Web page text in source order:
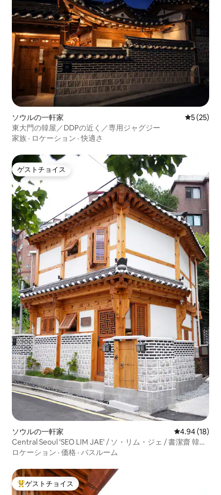
ソウルの一軒家 レビュー
5 (25)
東大門の韓屋／DDPの近く／専用ジャグジー
家族 · ロケーション ·快適さ
ゲストチョイス
ゲストチョイス
ソウルの一軒家 レビュー18
4.94 (18)
Central Seoul 'SEO LIM JAE' / ソ・リム・ジェ / 書潔齋 韓屋
敷ステイ
ロケーション · 価格 · バスルーム
大好評のゲストチョイスです。
ゲストチョイス